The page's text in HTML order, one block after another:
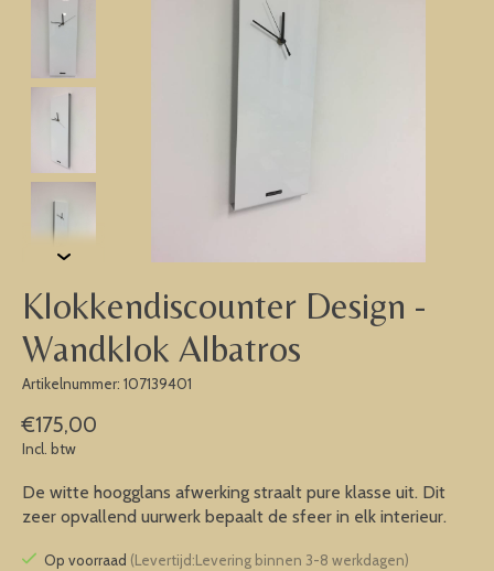
Klokkendiscounter Design -
Wandklok Albatros
Artikelnummer: 107139401
€175,00
Incl. btw
De witte hoogglans afwerking straalt pure klasse uit. Dit
zeer opvallend uurwerk bepaalt de sfeer in elk interieur.
Op voorraad (Levertijd:Levering binnen 3-8 werkdagen)